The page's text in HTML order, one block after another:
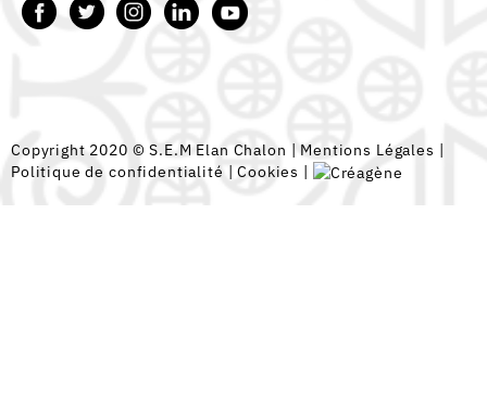
Copyright 2020 © S.E.M Elan Chalon | Mentions Légales |
Politique de confidentialité |Cookies |